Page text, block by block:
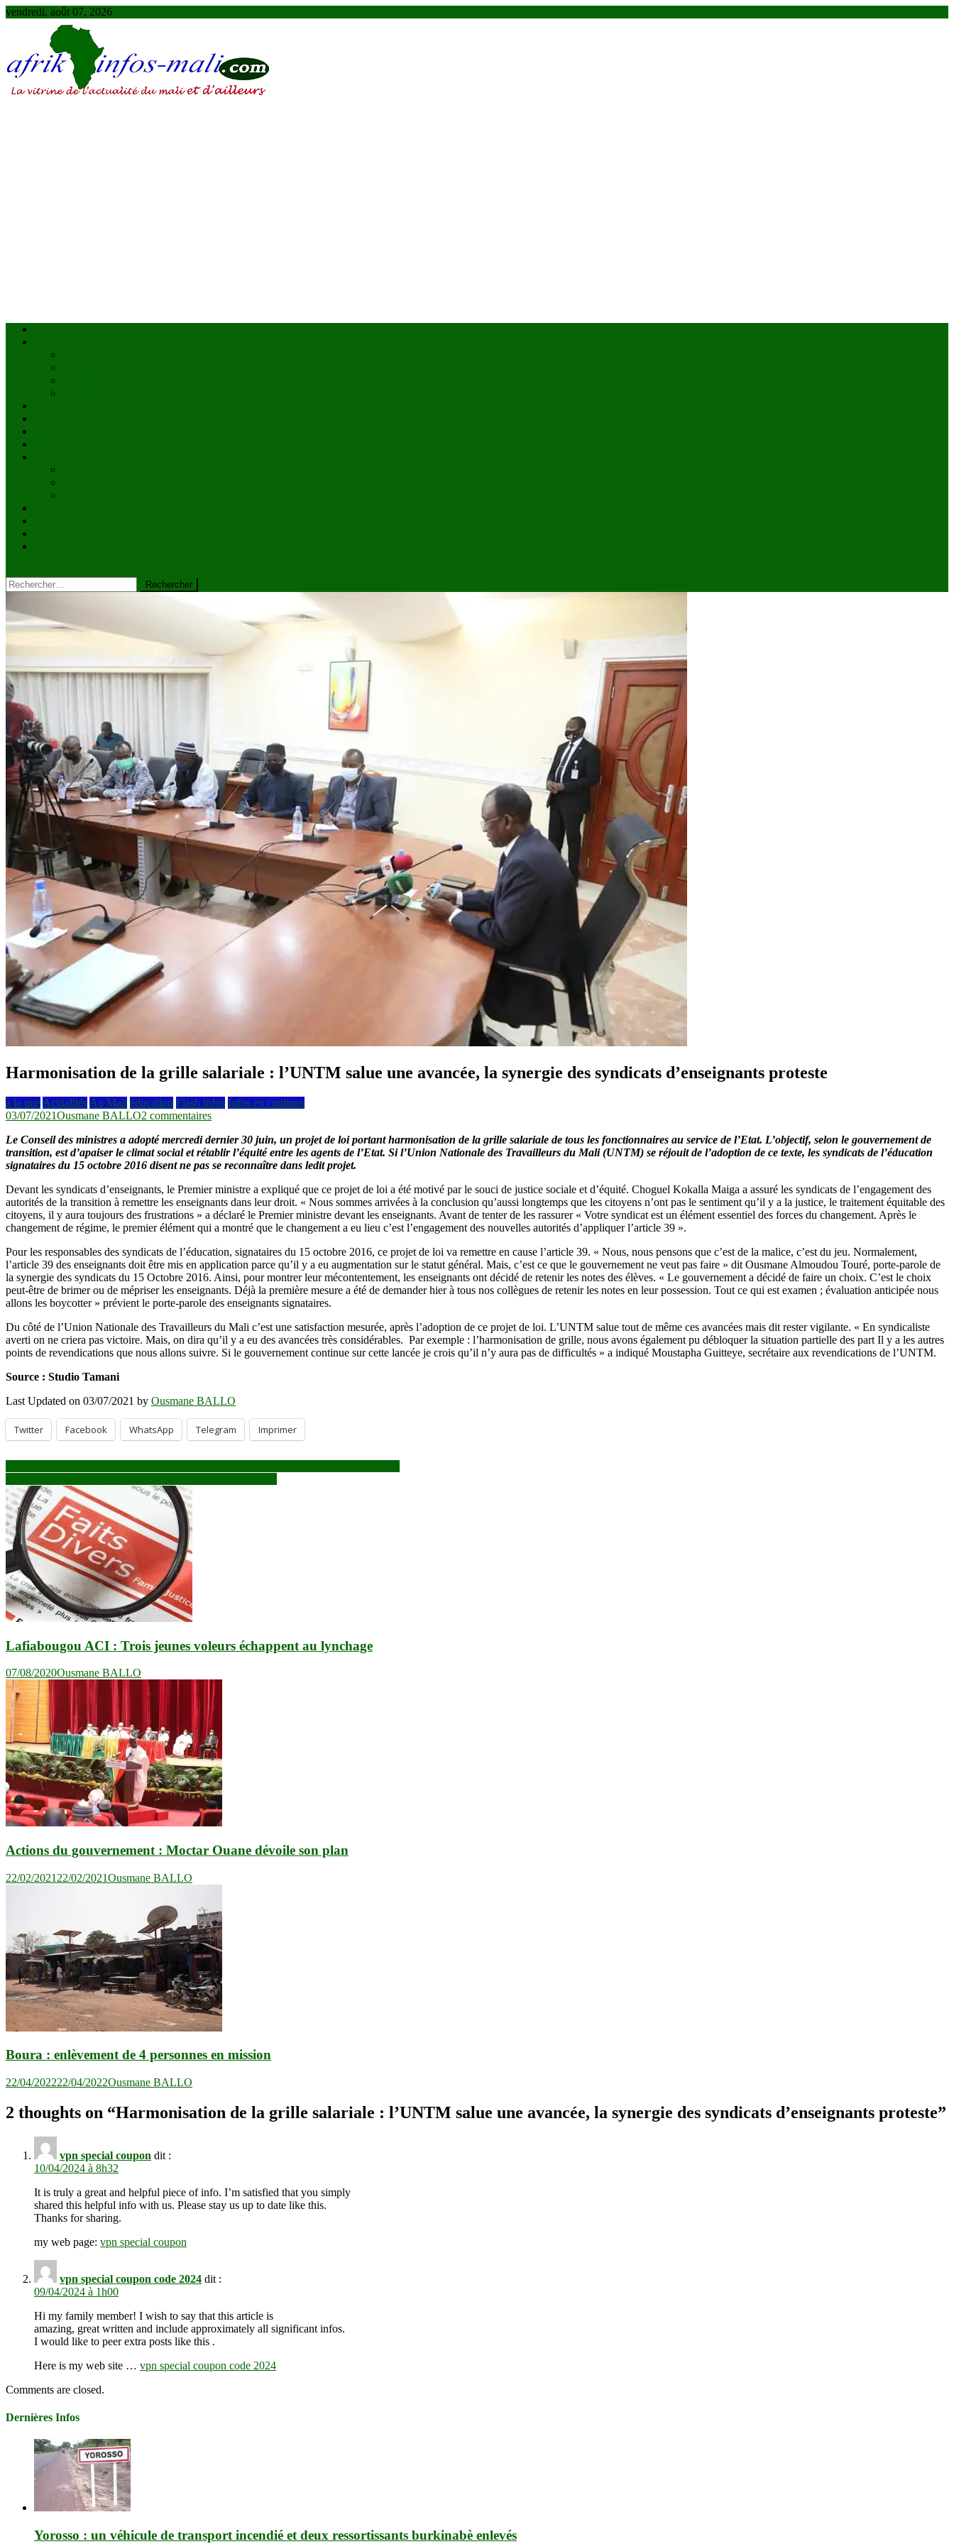
Skip
vendredi, août 07, 2026
Rechercher :
Harmonisation de la grille salariale : l’UNTM salue une avancée, la synergie des syndicats d’enseignants proteste
à la une Actualités Au Mali éducation Flash infos Infos en continus
03/07/2021Ousmane BALLO2 commentairessur
de
la
grille
:
l’UNTM
salue
une
la
synergie
des
syndicats
d’enseignants
Le Conseil des ministres a adopté mercredi dernier 30 juin, un projet de loi portant harmonisation de la grille salariale de tous les fonctionnaires au service de l’Etat. L’objectif, selon le gouvernement de
transition, est d’apaiser le climat social et rétablir l’équité entre les agents de l’Etat. Si l’Union Nationale des Travailleurs du Mali (UNTM) se réjouit de l’adoption de ce texte, les syndicats de l’éducation
signataires du 15 octobre 2016 disent ne pas se reconnaître dans ledit projet.
Devant les syndicats d’enseignants, le Premier ministre a expliqué que ce projet de loi a été motivé par le souci de justice sociale et d’équité. Choguel Kokalla Maiga a assuré les syndicats de l’engagement des
autorités de la transition à remettre les enseignants dans leur droit. « Nous sommes arrivées à la conclusion qu’aussi longtemps que les citoyens n’ont pas le sentiment qu’il y a la justice, le traitement équitable des
citoyens, il y aura toujours des frustrations » a déclaré le Premier ministre devant les enseignants. Avant de tenter de les rassurer « Votre syndicat est un élément essentiel des forces du changement. Après le
changement de régime, le premier élément qui a montré que le changement a eu lieu c’est l’engagement des nouvelles autorités d’appliquer l’article 39 ».
Pour les responsables des syndicats de l’éducation, signataires du 15 octobre 2016, ce projet de loi va remettre en cause l’article 39. « Nous, nous pensons que c’est de la malice, c’est du jeu. Normalement,
l’article 39 des enseignants doit être mis en application parce qu’il y a eu augmentation sur le statut général. Mais, c’est ce que le gouvernement ne veut pas faire » dit Ousmane Almoudou Touré, porte-parole de
la synergie des syndicats du 15 Octobre 2016. Ainsi, pour montrer leur mécontentement, les enseignants ont décidé de retenir les notes des élèves. « Le gouvernement a décidé de faire un choix. C’est le choix
peut-être de brimer ou de mépriser les enseignants. Déjà la première mesure a été de demander hier à tous nos collègues de retenir les notes en leur possession. Tout ce qui est examen ; évaluation anticipée nous
allons les boycotter » prévient le porte-parole des enseignants signataires.
Du côté de l’Union Nationale des Travailleurs du Mali c’est une satisfaction mesurée, après l’adoption de ce projet de loi. L’UNTM salue tout de même ces avancées mais dit rester vigilante. « En syndicaliste
averti on ne criera pas victoire. Mais, on dira qu’il y a eu des avancées très considérables. Par exemple : l’harmonisation de grille, nous avons également pu débloquer la situation partielle des part Il y a les autres
points de revendications que nous allons suivre. Si le gouvernement continue sur cette lancée je crois qu’il n’y aura pas de difficultés » a indiqué Moustapha Guitteye, secrétaire aux revendications de l’UNTM.
Source : Studio Tamani
Last Updated on 03/07/2021 by Ousmane BALLO
Twitter Facebook WhatsApp Telegram Imprimer
Navigation
de
l’article
Lafiabougou ACI : Trois jeunes voleurs échappent au lynchage
07/08/2020Ousmane BALLO
Actions du gouvernement : Moctar Ouane dévoile son plan
22/02/2021 22/02/2021Ousmane BALLO
Boura : enlèvement de 4 personnes en mission
22/04/202222/04/2022Ousmane BALLO
2 thoughts on “Harmonisation de la grille salariale : l’UNTM salue une avancée, la synergie des syndicats d’enseignants proteste”
vpn special coupon dit :
10/04/2024 à 8h32
It is truly a great and helpful piece of info. I’m satisfied that you simply
shared this helpful info with us. Please stay us up to date like this.
Thanks for sharing.
my web page: vpn special coupon
vpn special coupon code 2024 dit :
09/04/2024 à 1h00
Hi my family member! I wish to say that this article is
amazing, great written and include approximately all significant infos.
I would like to peer extra posts like this .
Here is my web site … vpn special coupon code 2024
Comments are closed.
Dernières Infos
Yorosso : un véhicule de transport incendié et deux ressortissants burkinabè enlevés